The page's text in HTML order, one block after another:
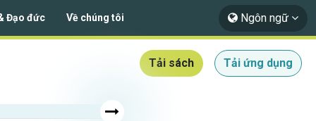
Đạo đức Về chúng tôi Ngôn ngữ
Tải sách Tải ứng dụng